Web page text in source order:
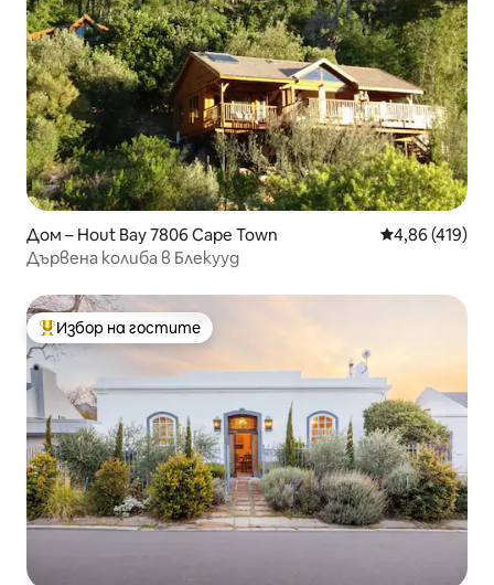
Дом – Hout Bay 7806 Cape Town Средна
4,86 (419)
Дървена колиба в Блекууд
Най-популярен избор на гостите
Избор на гостите